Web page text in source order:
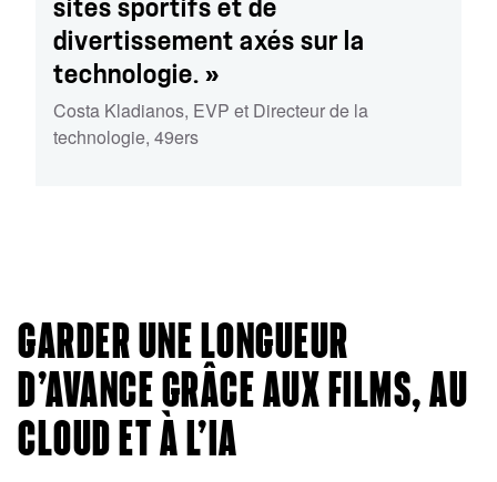
sites sportifs et de
divertissement axés sur la
technologie. »
Costa Kladianos, EVP et Directeur de la
technologie, 49ers
GARDER UNE LONGUEUR
D’AVANCE GRÂCE AUX FILMS, AU
CLOUD ET À L’IA